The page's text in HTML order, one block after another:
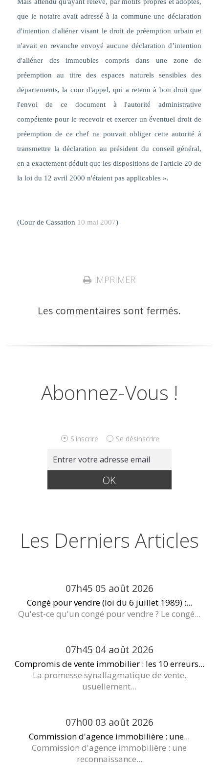
Mais attenduqu'ayant relevé, par motifs propres et adoptés,
que le notaire avait adressé à la commune une déclaration
d'intention d'aliéner visant le droit de préemption urbain et
n'avait en revanche envoyé aucune déclaration d’intention
d'aliéner des immeubles compris dans une zone de
préemption au titre des espaces naturels sensibles des
départements, la cour d'appel, qui a retenu à bon droit que
l'envoi de ce document à l'autorité administrative
compétente pour le recevoir et exercer un éventuel droit de
préemption de ce chef ne pouvait obliger cette autorité à
transmettre la déclaration au président du conseil général,
en a exactement déduit que les dispositions de l'article 20 de
la loi du 12 avril 2000 n'étaient pas applicables».
(Cour de Cassation 10 mai 2007)
IMPRIMER
Les commentaires sont fermés.
Abonnez-Vous !
S'inscrire Se désinscrire
Les Derniers Articles
07h45 05 août 2026
Congé pour vendre (loi du 6 juillet 1989) :...
Qu'est-ce qu'un congé pour vendre ? Le congé...
07h45 04 août 2026
Compromis de vente immobilier : les 10 erreurs...
La promesse synallagmatique de vente,
usuellement...
07h00 03 août 2026
Commission d'agence immobilière : une...
Commission d'agence immobilière : une
reconnaissance...